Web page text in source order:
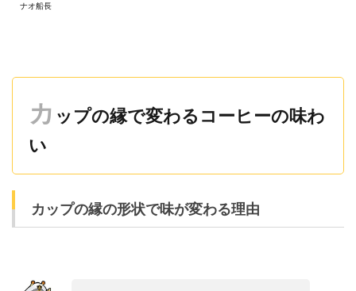
ナオ船長
カ ップの縁で変わるコーヒーの味わ
い
カップの縁の形状で味が変わる理由